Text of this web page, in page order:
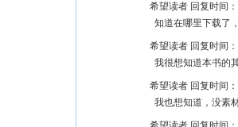
希望读者 回复时间
知道在哪里下载了
希望读者 回复时间
我很想知道本书的
希望读者 回复时间
我也想知道，没素